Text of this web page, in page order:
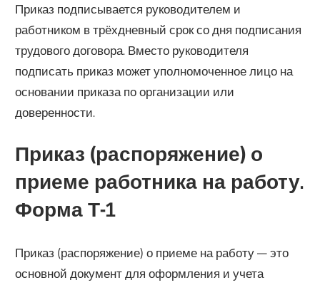
Приказ подписывается руководителем и
работником в трёхдневный срок со дня подписания
трудового договора. Вместо руководителя
подписать приказ может уполномоченное лицо на
основании приказа по организации или
доверенности.
Приказ (распоряжение) о
приеме работника на работу.
Форма Т-1
Приказ (распоряжение) о приеме на работу — это
основной документ для оформления и учета